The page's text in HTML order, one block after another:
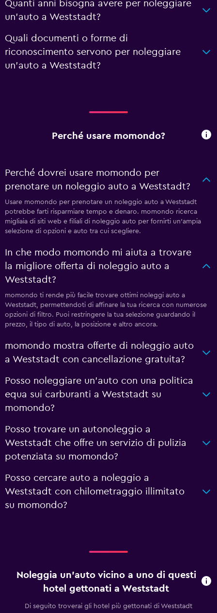
Quanti anni bisogna avere per noleggiare
un'auto a Weststadt?
Quali documenti o forme di
riconoscimento servono per noleggiare
un'auto a Weststadt?
Perché usare momondo?
Perché dovrei usare momondo per
prenotare un noleggio auto a Weststadt?
Usare momondo per prenotare un noleggio auto a Weststadt
potrebbe farti risparmiare tempo e denaro. momondo ricerca
migliaia di siti web e filiali di noleggio auto per fornirti un'ampia
selezione di opzioni e auto tra cui scegliere.
In che modo momondo mi aiuta a trovare
la migliore offerta di noleggio auto a
Weststadt?
momondo ti rende più facile trovare ottimi noleggi auto a
Weststadt, permettendoti di affinare la tua ricerca con numerose
opzioni di filtro. Puoi restringere la tua selezione guardando il
prezzo, il tipo di auto, la posizione e altro ancora.
momondo mostra offerte di noleggio auto
a Weststadt con cancellazione gratuita?
Posso noleggiare un'auto con una politica
equa sui carburanti a Weststadt su
momondo?
Posso trovare un autonoleggio a
Weststadt che offre un servizio di pulizia
potenziata su momondo?
Posso cercare auto a noleggio a
Weststadt con chilometraggio illimitato
su momondo?
Noleggia un'auto vicino a uno di questi
hotel gettonati a Weststadt
Di seguito troverai gli hotel più gettonati di Weststadt